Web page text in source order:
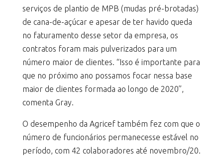
serviços de plantio de MPB (mudas pré-brotadas)
de cana-de-açúcar e apesar de ter havido queda
no faturamento desse setor da empresa, os
contratos foram mais pulverizados para um
número maior de clientes. “Isso é importante para
que no próximo ano possamos focar nessa base
maior de clientes formada ao longo de 2020”,
comenta Gray.
O desempenho da Agricef também fez com que o
número de funcionários permanecesse estável no
período, com 42 colaboradores até novembro/20.